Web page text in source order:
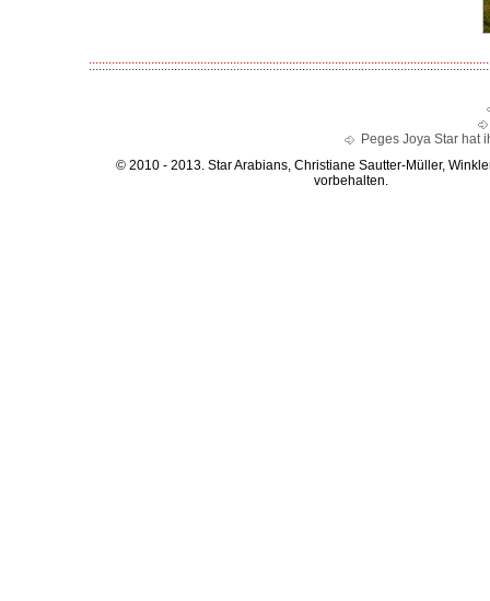
Peges Joya Star hat
© 2010 - 2013. Star Arabians, Christiane Sautter-Müller,
vorbehalten.